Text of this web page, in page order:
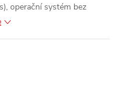
operační systém bez